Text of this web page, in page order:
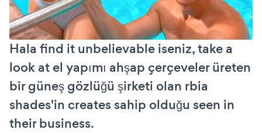
Hala find it unbelievable iseniz, take a
look at el yapımı ahşap çerçeveler üreten
bir güneş gözlüğü şirketi olan rbia
shades'in creates sahip olduğu seen in
their business.